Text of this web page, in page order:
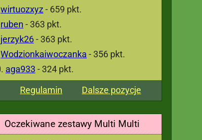
wirtuozxyz - 659 pkt.
ruben - 363 pkt.
jerzyk26- 363 pkt.
Wodzionkaiwoczanka - 356 pkt.
aga933 - 324 pkt.
Regulamin
Dalsze pozycje
Oczekiwane zestawy Multi Multi